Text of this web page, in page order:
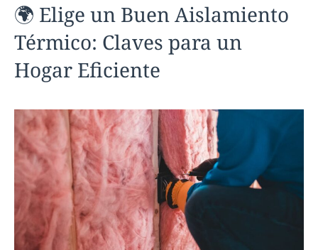
🌍 Elige un Buen Aislamiento
Térmico: Claves para un
Hogar Eficiente